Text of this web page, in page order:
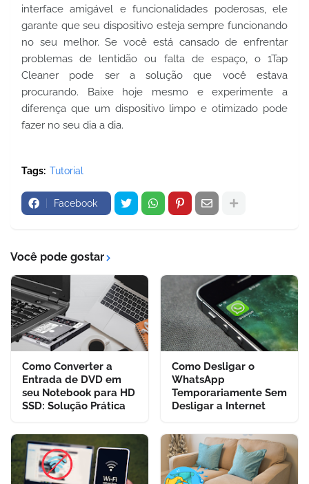
interface amigável e funcionalidades poderosas, ele
garante que seu dispositivo esteja sempre funcionando
no seu melhor. Se você está cansado de enfrentar
problemas de lentidão ou falta de espaço, o 1Tap
Cleaner pode ser a solução que você estava
procurando. Baixe hoje mesmo e experimente a
diferença que um dispositivo limpo e otimizado pode
fazer no seu dia a dia.
Tags: Tutorial
Facebook
Você pode gostar
Como Converter a
Entrada de DVD em
seu Notebook para HD
SSD: Solução Prática
Como Desligar o
WhatsApp
Temporariamente Sem
Desligar a Internet